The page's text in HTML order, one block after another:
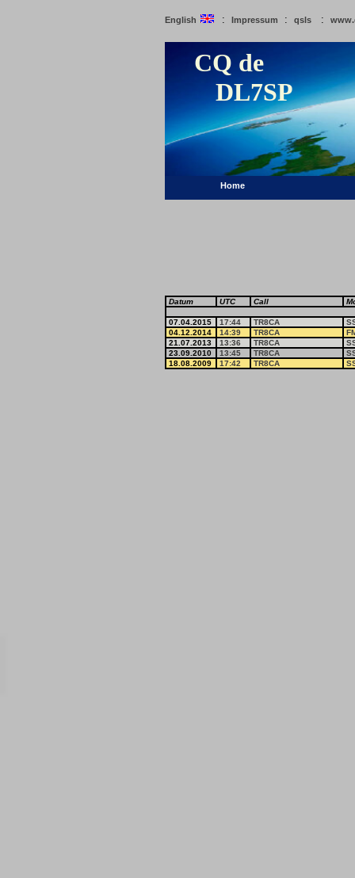
English : Impressum : qsls :
CQ de
DL7SP
Home
Datum UTC Call
07.04.2015 17:44 TR8CA
04.12.2014
14:39 TR8CA
21.07.2013
13:36 TR8CA
23.09.2010
13:45 TR8CA
18.08.2009
17:42 TR8CA